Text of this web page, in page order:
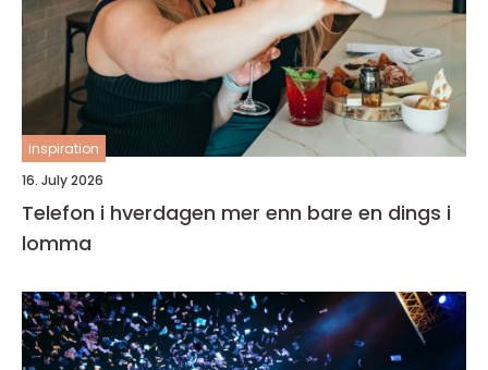
inspiration
16. July 2026
Telefon i hverdagen mer enn bare en dings i
lomma